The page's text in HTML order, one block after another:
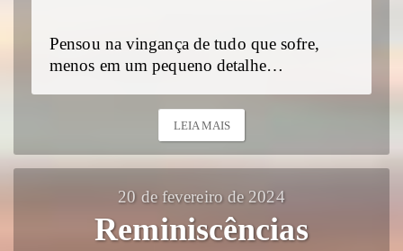
Pensou na vingança de tudo que sofre,
menos em um pequeno detalhe…
LEIA MAIS
20 de fevereiro de 2024
Reminiscências